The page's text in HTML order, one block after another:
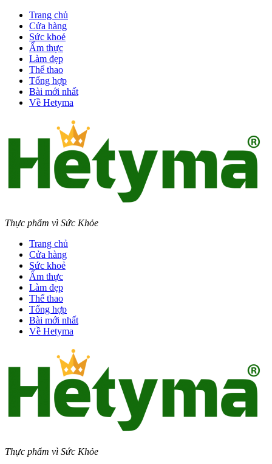
Trang chủ
Cửa hàng
Sức khoẻ
Ẩm thực
Làm đẹp
Thể thao
Tổng hợp
Bài mới nhất
Về Hetyma
Thực phẩm vì Sức Khỏe
Trang chủ
Cửa hàng
Sức khoẻ
Ẩm thực
Làm đẹp
Thể thao
Tổng hợp
Bài mới nhất
Về Hetyma
Thực phẩm vì Sức Khỏe